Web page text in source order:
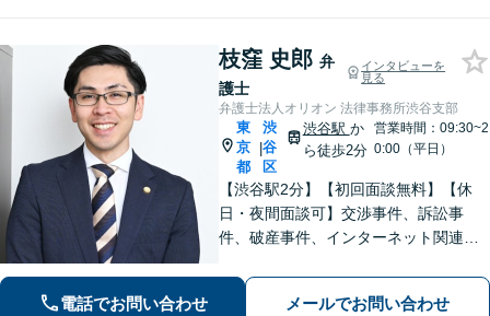
枝窪 史郎 弁
護士
インタビューを
見る
弁護士法人オリオン 法律事務所渋谷支部
東
京
都
|
渋
谷
区
渋谷駅 か
ら徒歩2分
営業時間：09:30~2
0:00（平日）
【渋谷駅2分】【初回面談無料】【休
日・夜間面談可】交渉事件、訴訟事
件、破産事件、インターネット関連事
件など多様な法律問題に対応いたしま
す。法律問題を抱えるお客様の不安を
電話でお問い合わせ メールでお問い合わせ